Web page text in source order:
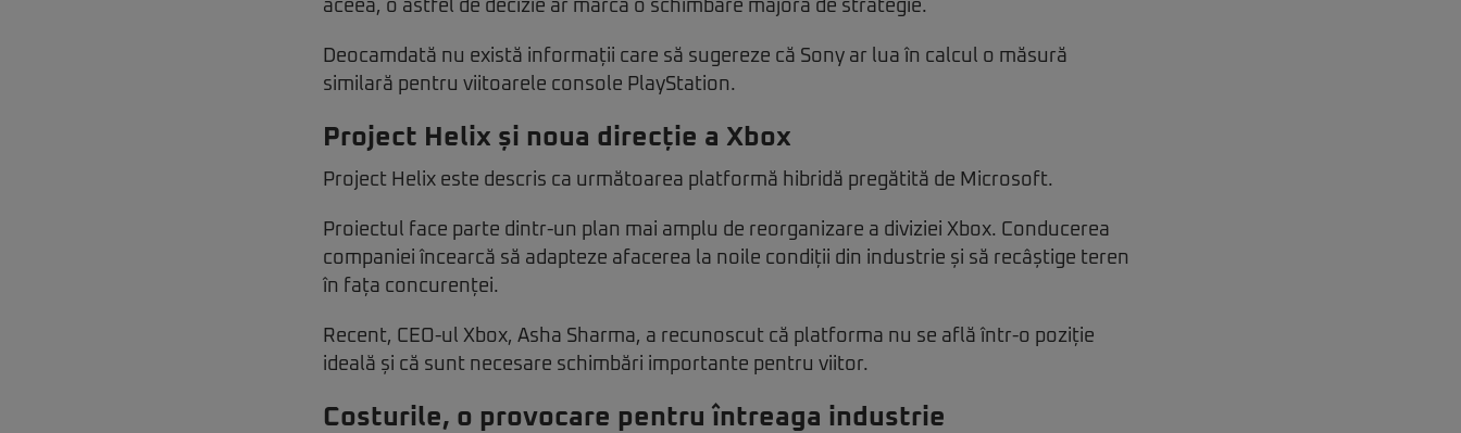
aceea, o astfel de decizie ar marca o schimbare majoră de strategie.
Deocamdată nu există informații care să sugereze că Sony ar lua în calcul o măsură
similară pentru viitoarele console PlayStation.
Project Helix și noua direcție a Xbox
Project Helix este descris ca următoarea platformă hibridă pregătită de Microsoft.
Proiectul face parte dintr-un plan mai amplu de reorganizare a diviziei Xbox. Conducerea
companiei încearcă să adapteze afacerea la noile condiții din industrie și să recâștige teren
în fața concurenței.
Recent, CEO-ul Xbox, Asha Sharma, a recunoscut că platforma nu se află într-o poziție
ideală și că sunt necesare schimbări importante pentru viitor.
Costurile, o provocare pentru întreaga industrie